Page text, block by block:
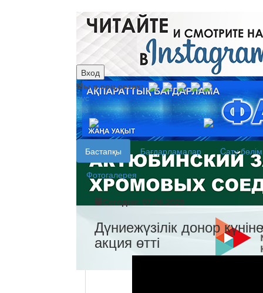
Вход
Мы в соц.сетях:
рус
каз
Бастапқы Бағдарламалар
Cату
Фотогалерея
Сегодня: 07.08.2026
Дүниежүзілік донор
акция өтті